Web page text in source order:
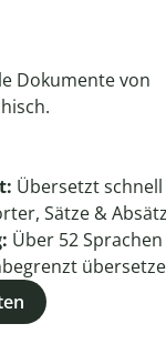
Dokumente von
Übersetzt
Sätze &
Über 52